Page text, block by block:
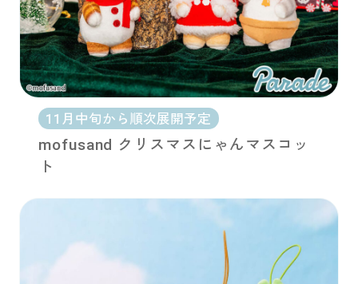
11月中旬から順次展開予定
mofusand クリスマスにゃんマスコッ
ト